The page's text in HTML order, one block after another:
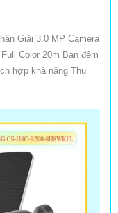
Giải 3.0 MP Camera
Color 20m Ban đêm
hợp khả năng Thu